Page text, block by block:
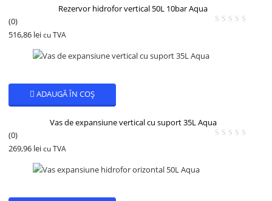
Rezervor hidrofor vertical 50L 10bar Aqua
(0)
516,86 lei cu TVA
ADAUGĂ ÎN COȘ
Vas de expansiune vertical cu suport 35L Aqua
(0)
269,96 lei cu TVA